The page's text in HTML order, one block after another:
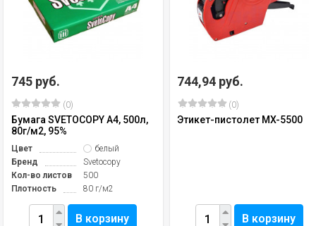
745 руб.
(0)
Бумага SVETOCOPY А4, 500л,
80г/м2, 95%
Цвет
белый
Бренд
Svetocopy
Кол-во листов
500
Плотность
80 г/м2
В корзину
744,94 руб.
(0)
Этикет-пистолет MX-5500
В корзину